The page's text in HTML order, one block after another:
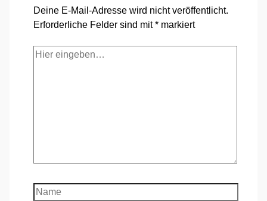
Deine E-Mail-Adresse wird nicht veröffentlicht.
Erforderliche Felder sind mit* markiert
Hier
Name